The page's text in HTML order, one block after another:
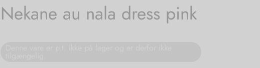
Nekane au nala dress pink